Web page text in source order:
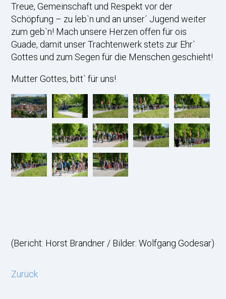
Treue, Gemeinschaft und Respekt vor der
Schöpfung – zu leb`n und an unser´ Jugend weiter
zum geb`n! Mach unsere Herzen offen für ois
Guade, damit unser Trachtenwerk stets zur Ehr`
Gottes und zum Segen für die Menschen geschieht!
Mutter Gottes, bitt` für uns!
(Bericht: Horst Brandner / Bilder: Wolfgang Godesar)
Zurück